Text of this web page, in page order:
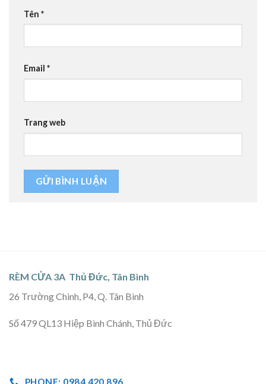
Tên *
Email *
Trang web
RÈM CỬA 3A Thủ Đức, Tân Bình
26 Trường Chinh, P4, Q. Tân Bình
Số 479 QL13 Hiệp Bình Chánh, Thủ Đức
PHONE: 0984 420 896